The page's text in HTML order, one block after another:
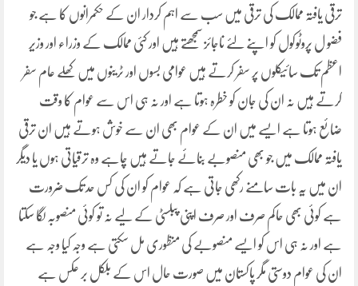
ترقی یافتہ ممالک کی ترقی میں سب سے اہم کردار ان کے حکمرانوں کا ہے جو
فضو ل پروٹوکول کو اپنے لئے ناجائز سمجھتے ہیں اور کئی ممالک کے وزراء اور وزیر
اعظم تک سائیکلوں پر سفر کرتے ہیں عوامی بسوں اور ٹرینوں میں کھلے عام سفر
کرتے ہیں نہ ان کی جان کو خطرہ ہوتا ہے اور نہ ہی اس سے عوام کا وقت
ضائع ہوتا ہے ایسے میں ان کے عوام بھی ان سے خوش ہوتے ہیں ان ترقی
یافتہ ممالک میں جو بھی منصوبے بنائے جاتے ہیں چاہے وہ ترقیاتی ہوں یا دیگر
ان میں یہ بات سامنے رکھی جاتی ہے کہ عوام کو ان کی کس حد تک ضرورت
ہے کوئی بھی حاکم صرف اور صرف اپنی پبلسٹی کے لیے نہ تو کوئی منصوبہ لگا سکتا
ہے اور نہ ہی اس کو ایسے منصوبے کی منظوری مل سکتی ہے وجہ کیا وجہ ہے
ان کی عوام دوستی مگر پاکستان میں صورت حال اس کے بلکل بر عکس ہے